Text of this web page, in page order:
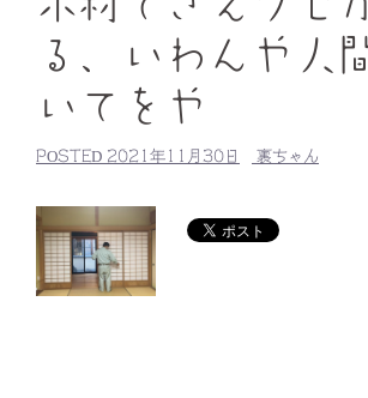
る、いわんや人
いてをや
POSTED 2021年11月30日 裏ちゃん